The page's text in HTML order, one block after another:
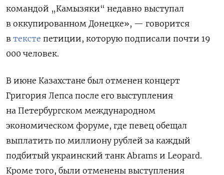
командой „Камызяки“ недавно выступал
в оккупированном Донецке», — говорится
в тексте петиции, которую подписали почти 19
000 человек.
В июне Казахстане был отменен концерт
Григория Лепса после его выступления
на Петербургском международном
экономическом форуме, где певец обещал
выплатить по миллиону рублей за каждый
подбитый украинский танк Abrams и Leopard.
Кроме того, были отменены выступления